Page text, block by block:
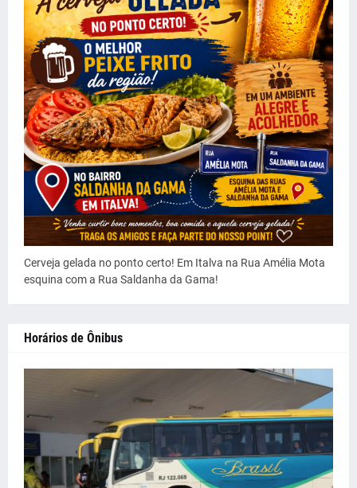
Cerveja gelada no ponto certo! Em Italva na Rua Amélia Mota
esquina com a Rua Saldanha da Gama!
Horários de Ônibus